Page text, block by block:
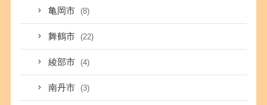
亀岡市 (8)
舞鶴市 (22)
綾部市 (4)
南丹市 (3)